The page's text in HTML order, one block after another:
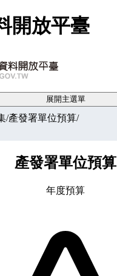
開放平臺
展開主選單
/產發署單位預算/
產發署單位預算
年度預算